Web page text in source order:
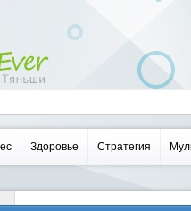
Здоровье Стратегия